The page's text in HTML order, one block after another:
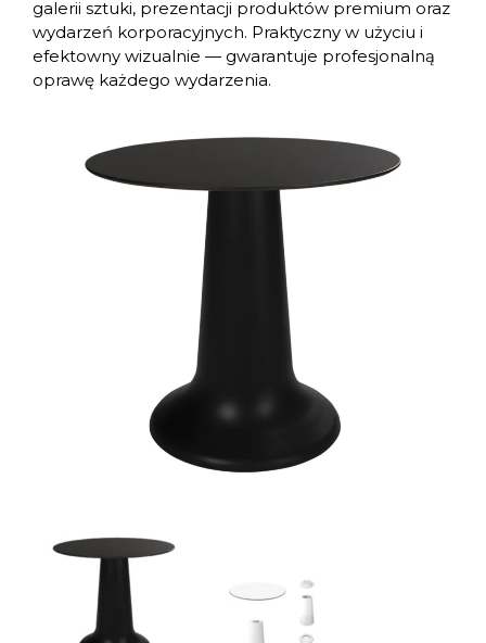
galerii sztuki, prezentacji produktów premium oraz
wydarzeń korporacyjnych. Praktyczny w użyciu i
efektowny wizualnie — gwarantuje profesjonalną
oprawę każdego wydarzenia.